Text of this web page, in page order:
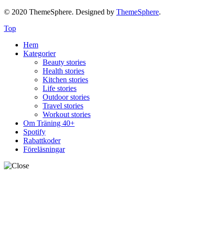
© 2020 ThemeSphere. Designed by ThemeSphere.
Top
Hem
Kategorier
Beauty stories
Health stories
Kitchen stories
Life stories
Outdoor stories
Travel stories
Workout stories
Om Träning 40+
Spotify
Rabattkoder
Föreläsningar